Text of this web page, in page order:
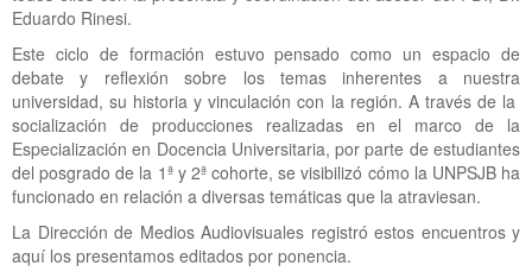
Eduardo Rinesi.
Este ciclo de formación estuvo pensado como un espacio de
debate y reflexión sobre los temas inherentes a nuestra
universidad, su historia y vinculación con la región. A través de la
socialización de producciones realizadas en el marco de la
Especialización en Docencia Universitaria, por parte de estudiantes
del posgrado de la 1ª y 2ª cohorte, se visibilizó cómo la UNPSJB ha
funcionado en relación a diversas temáticas que la atraviesan.
La Dirección de Medios Audiovisuales registró estos encuentros y
aquí los presentamos editados por ponencia.